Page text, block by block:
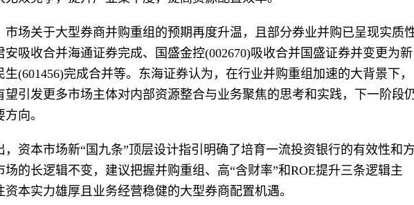
市场关于大型券商并购重组的预期再度升温，且部分券业并购已呈现实质
安吸收合并海通证券完成、国盛金控(002670)吸收合并国盛证券并变更为新
生(601456)完成合并等。东海证券认为，在行业并购重组加速的大背景下，
望引发更多市场主体对内部资源整合与业务聚焦的思考和实践，下一阶段
向。
，资本市场新“国九条”顶层设计指引明确了培育一流投资银行的有效性和
场的长逻辑不变，建议把握并购重组、高“含财率”和ROE提升三条逻辑主
本实力雄厚且业务经营稳健的大型券商配置机遇。